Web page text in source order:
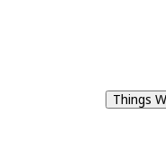
Things